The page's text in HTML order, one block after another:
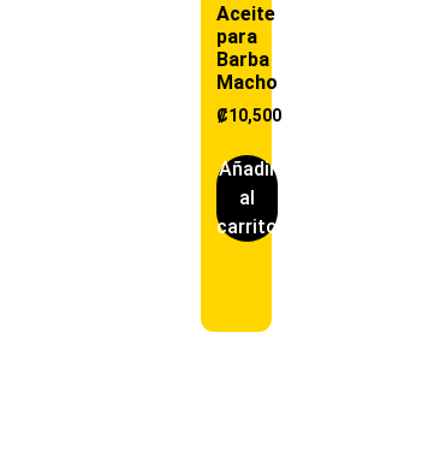
Aceite
para
Barba
Macho
₡10,500
Añadir
al
carrito